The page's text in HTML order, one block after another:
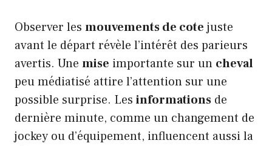
Observer les mouvements de cotejuste
avant le départ révèle l’intérêt des parieurs
avertis. Une mise importante sur un cheval
peu médiatisé attire l’attention sur une
possible surprise. Les informations de
dernière minute, comme un changement de
jockey ou d’équipement, influencent aussi la